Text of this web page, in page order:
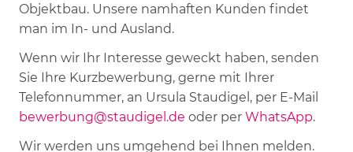
Objektbau. Unsere namhaften Kunden findet
man im In- und Ausland.
Wenn wir Ihr Interesse geweckt haben, senden
Sie Ihre Kurzbewerbung, gerne mit Ihrer
Telefonnummer, an Ursula Staudigel, per E-Mail
bewerbung@staudigel.de oder per WhatsApp.
Wir werden uns umgehend bei Ihnen melden.